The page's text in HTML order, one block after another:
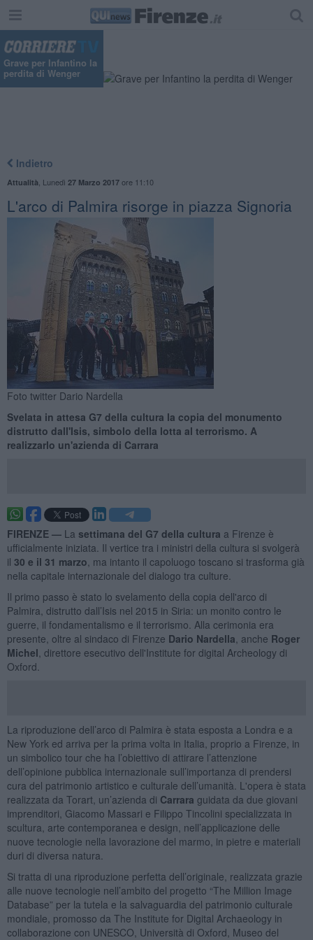
Grave per Infantino la
perdita di Wenger
Indietro
Attualità Lunedì 27 Marzo 2017ore 11:10
L'arco di Palmira risorge in piazza Signoria
Foto twitter Dario Nardella
Svelata in attesa G7 della cultura la copia del monumento
distrutto dall'Isis, simbolo della lotta al terrorismo. A
realizzarlo un'azienda di Carrara
FIRENZE — La settimana del G7 della cultura a Firenze è
ufficialmente iniziata. Il vertice tra i ministri della cultura si svolgerà
il 30 e il 31 marzo , ma intanto il capoluogo toscano si trasforma già
nella capitale internazionale del dialogo tra culture.
Il primo passo è stato lo svelamento della copia dell'arco di
Palmira, distrutto dall’Isis nel 2015 in Siria: un monito contro le
guerre, il fondamentalismo e il terrorismo. Alla cerimonia era
presente, oltre al sindaco di Firenze Dario Nardella , anche Roger
Michel , direttore esecutivo dell'Institute for digital Archeology di
Oxford.
La riproduzione dell’arco di Palmira è stata esposta a Londra e a
New York ed arriva per la prima volta in Italia, proprio a Firenze, in
un simbolico tour che ha l’obiettivo di attirare l’attenzione
dell’opinione pubblica internazionale sull’importanza di prendersi
cura del patrimonio artistico e culturale dell’umanità. L'opera è stata
realizzata da Torart, un’azienda di Carrara guidata da due giovani
imprenditori, Giacomo Massari e Filippo Tincolini specializzata in
scultura, arte contemporanea e design, nell’applicazione delle
nuove tecnologie nella lavorazione del marmo, in pietre e materiali
duri di diversa natura.
Si tratta di una riproduzione perfetta dell’originale, realizzata grazie
alle nuove tecnologie nell’ambito del progetto “The Million Image
Database” per la tutela e la salvaguardia del patrimonio culturale
mondiale, promosso da The Institute for Digital Archaeology in
collaborazione con UNESCO, Università di Oxford, Museo del